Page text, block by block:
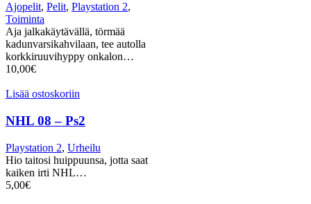
Ajopelit, Pelit, Playstation 2,
Toiminta
Aja jalkakäytävällä, törmää
kadunvarsikahvilaan, tee autolla
korkkiruuvihyppy onkalon…
10,00€
Lisää ostoskoriin
NHL 08 – Ps2
Playstation 2, Urheilu
Hio taitosi huippuunsa, jotta saat
kaiken irti NHL…
5,00€